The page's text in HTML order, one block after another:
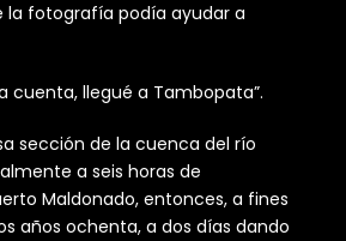
la fotografía podía ayudar a
cuenta, llegué a Tambopata”.
sección de la cuenca del río
a seis horas de
Maldonado, entonces, a fines
años ochenta, a dos días dando